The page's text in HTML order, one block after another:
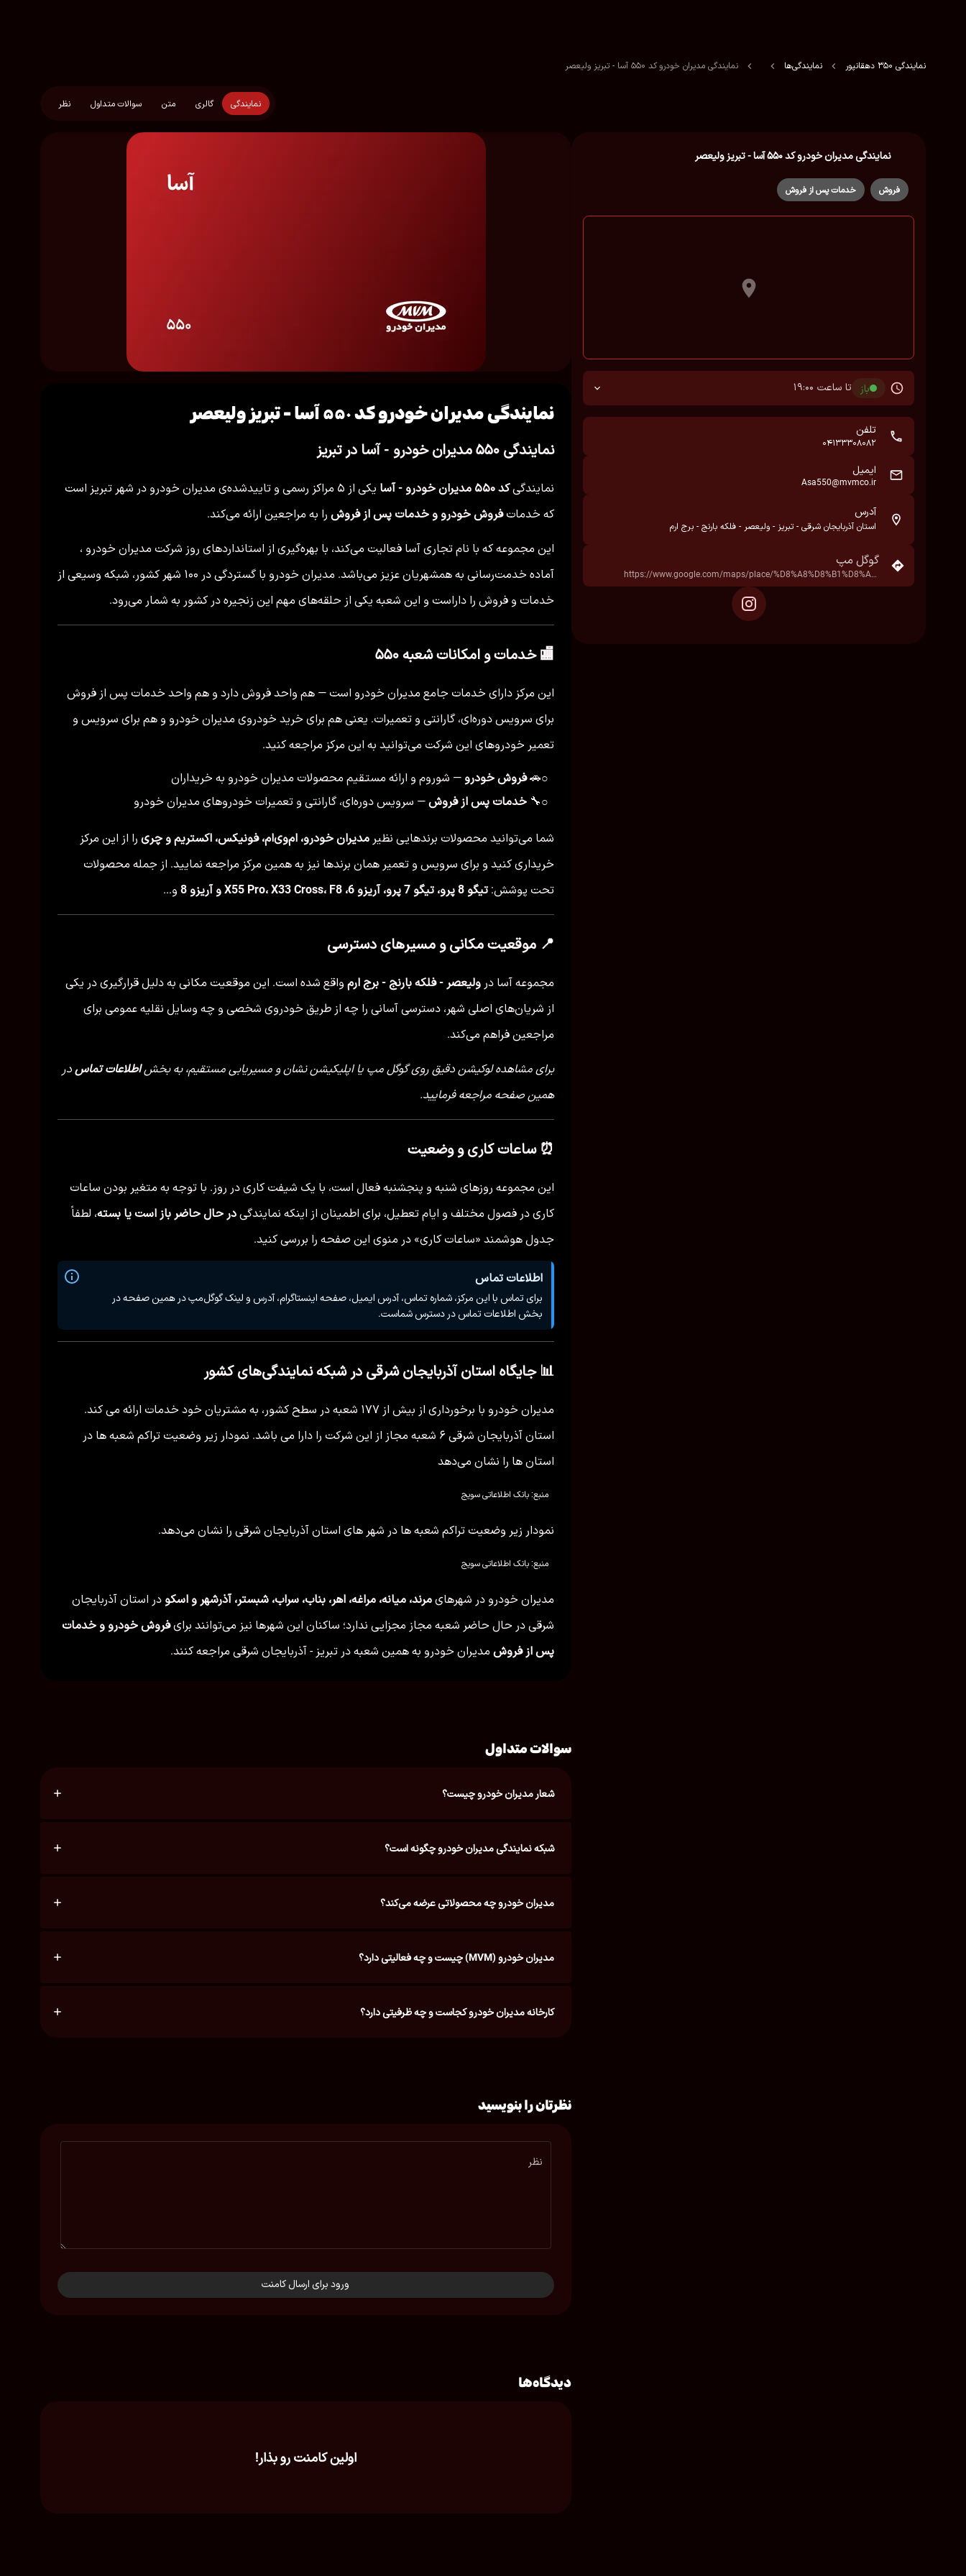
نمایندگی 350 دهقانپور نمایندگی‌ها نمایندگی مدیران خودرو کد ۵۵۰ آسا - تبریز ولیعصر
نمایندگی گالری متن سوالات متداول نظر
نمایندگی مدیران خودرو کد ۵۵۰ آسا - تبریز ولیعصر
فروش خدمات پس از فروش
باز تا ساعت 19:00
تلفن
04133308082
ایمیل
Asa550@mvmco.ir
آدرس
استان آذربایجان شرقی - تبریز - ولیعصر - فلکه بارنج - برج ارم
گوگل مپ
https://www.google.com/maps/place/%D8%A8%D8%B1%D8%AC+%D8%A7%D8%B1%D9%85%E2%80%AD/@38.0564773,46.3684956,17z/data=!3m1!4b1!4m6!3m5!1s0x401a1bafa17c03c3:0xb4e96d06c8451b28!8m2!3d38.0564773!4d46.3684956!16s%2Fg%2F11c59tvv3n
نمایندگی مدیران خودرو کد ۵۵۰ آسا - تبریز ولیعصر
نمایندگی ۵۵۰ مدیران خودرو - آسا در تبریز
نمایندگیکد ۵۵۰ مدیران خودرو - آسا
یکی از ۵ مراکز رسمی و تاییدشده‌ی مدیران خودرو در شهر تبریز است
که خدماتفروش خودرو و خدمات پس از فروشرا به مراجعین ارائه می‌کند.
این مجموعه که با نام تجاری آسا فعالیت می‌کند، با بهره‌گیری از استانداردهای روز شرکت مدیران خودرو ،
آماده خدمت‌رسانی به همشهریان عزیز می‌باشد. مدیران خودرو با گستردگی در ۱۰۰ شهر کشور، شبکه وسیعی از
خدمات و فروش را داراست و این شعبه یکی از حلقه‌های مهم این زنجیره در کشور به شمار می‌رود.
🏬 خدمات و امکانات شعبه ۵۵۰
این مرکز دارای خدمات جامع مدیران خودرو است — هم واحد فروش دارد و هم واحد خدمات پس از فروش
برای سرویس دوره‌ای، گارانتی و تعمیرات. یعنی هم برای خرید خودروی مدیران خودرو و هم برای سرویس و
تعمیر خودروهای این شرکت می‌توانید به این مرکز مراجعه کنید.
○
🚗فروش خودرو — شوروم و ارائه مستقیم محصولات مدیران خودرو به خریداران
○
🔧 خدمات پس از فروش — سرویس دوره‌ای، گارانتی و تعمیرات خودروهای مدیران خودرو
شما می‌توانید محصولات برندهایی نظیر مدیران خودرو، ام‌وی‌ام، فونیکس، اکستریم و چریرا از این مرکز
خریداری کنید و برای سرویس و تعمیر همان برندها نیز به همین مرکز مراجعه نمایید. از جمله محصولات
تحت پوشش: تیگو 8 پرو، تیگو 7 پرو، آریزو 6، X55 Pro، X33 Cross، F8 و آریزو 8 و...
📍 موقعیت مکانی و مسیرهای دسترسی
مجموعه آسا در ولیعصر - فلکه بارنج - برج ارمواقع شده است. این موقعیت مکانی به دلیل قرارگیری در یکی
از شریان‌های اصلی شهر، دسترسی آسانی را چه از طریق خودروی شخصی و چه وسایل نقلیه عمومی برای
مراجعین فراهم می‌کند.
برای مشاهده لوکیشن دقیق روی گوگل مپ یا اپلیکیشن نشان و مسیریابی مستقیم، به بخشاطلاعات تماس در
همین صفحه مراجعه فرمایید.
⏰ ساعات کاری و وضعیت
این مجموعه روزهای شنبه و پنجشنبه فعال است، با یک شیفت کاری در روز. با توجه به متغیر بودن ساعات
کاری در فصول مختلف و ایام تعطیل، برای اطمینان از اینکه نمایندگی در حال حاضر باز است یا بسته، لطفاً
جدول هوشمند «ساعات کاری» در منوی این صفحه را بررسی کنید.
اطلاعات تماس
برای تماس با این مرکز، شماره تماس، آدرس ایمیل، صفحه اینستاگرام، آدرس و لینک گوگل‌مپ در همین صفحه در
بخش اطلاعات تماس در دسترس شماست.
📊 جایگاه استان آذربایجان شرقی در شبکه نمایندگی‌های کشور
مدیران خودرو با برخورداری از بیش از ۱۷۷ شعبه در سطح کشور، به مشتریان خود خدمات ارائه می کند.
استان آذربایجان شرقی ۶ شعبه مجاز از این شرکت را دارا می باشد. نمودار زیر وضعیت تراکم شعبه ها در
استان ها را نشان می‌دهد
منبع: بانک اطلاعاتی سویج
نمودار زیر وضعیت تراکم شعبه ها در شهر های استان آذربایجان شرقی را نشان می‌دهد.
منبع: بانک اطلاعاتی سویج
مدیران خودرو در شهرهای مرند، میانه، مراغه، اهر، بناب، سراب، شبستر، آذرشهر و اسکو در استان آذربایجان
شرقی در حال حاضر شعبه مجاز مجزایی ندارد؛ ساکنان این شهرها نیز می‌توانند برایفروش خودرو و خدمات
پس از فروش مدیران خودرو به همین شعبه در تبریز - آذربایجان شرقی مراجعه کنند.
سوالات متداول
شعار مدیران خودرو چیست؟
شبکه نمایندگی مدیران خودرو چگونه است؟
مدیران خودرو چه محصولاتی عرضه می‌کند؟
مدیران خودرو (MVM) چیست و چه فعالیتی دارد؟
کارخانه مدیران خودرو کجاست و چه ظرفیتی دارد؟
نظرتان را بنویسید
نظر
ورود برای ارسال کامنت
دیدگاه‌ها
اولین کامنت رو بذار!